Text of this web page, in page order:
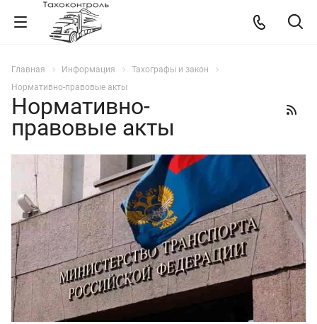
Главная Информация
Тахографы и закон
Нормативно-правовые акты
Нормативно-
правовые акты